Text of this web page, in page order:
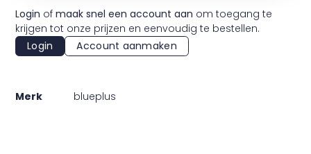
Login of maak snel een account aan om toegang te
krijgen tot onze prijzen en eenvoudig te bestellen.
Login
Account aanmaken
Merk blueplus